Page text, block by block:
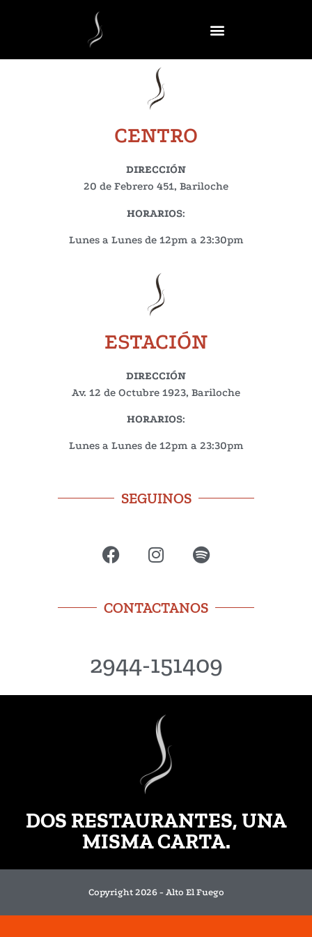
CENTRO
DIRECCIÓN
20 de Febrero 451, Bariloche
HORARIOS:
Lunes a Lunes de 12pm a 23:30pm
ESTACIÓN
DIRECCIÓN
Av. 12 de Octubre 1923, Bariloche
HORARIOS:
Lunes a Lunes de 12pm a 23:30pm
SEGUINOS
CONTACTANOS
2944-151409
DOS RESTAURANTES, UNA
MISMA CARTA.
Copyright 2026 - Alto El Fuego